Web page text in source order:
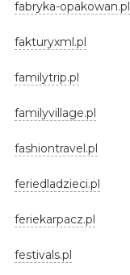
fabryka-opakowan.pl
fakturyxml.pl
familytrip.pl
familyvillage.pl
fashiontravel.pl
feriedladzieci.pl
feriekarpacz.pl
festivals.pl